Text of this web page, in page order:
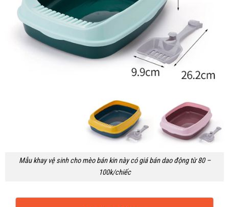
Mẫu khay vệ sinh cho mèo bán kin này có giá bán dao động từ 80 –
100k/chiếc